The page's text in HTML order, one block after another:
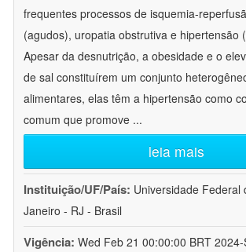
frequentes processos de isquemia-
(agudos), uropatia obstrutiva e hipertensão
Apesar da desnutrição, a obesidade e o
de sal constituírem um conjunto
alimentares, elas têm a hipertensão como
comum que promove ...
leia mais
Instituição/UF/País: Universidade Federal
Janeiro - RJ - Brasil
Vigência: Wed Feb 21 00:00:00 BRT